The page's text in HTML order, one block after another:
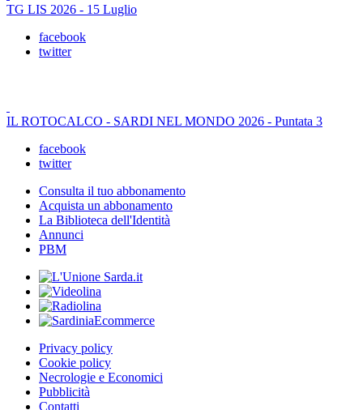
TG LIS 2026 - 15 Luglio
facebook
twitter
IL ROTOCALCO - SARDI NEL MONDO 2026 - Puntata 3
facebook
twitter
Consulta il tuo abbonamento
Acquista un abbonamento
La Biblioteca dell'Identità
Annunci
PBM
Privacy policy
Cookie policy
Necrologie e Economici
Pubblicità
Contatti